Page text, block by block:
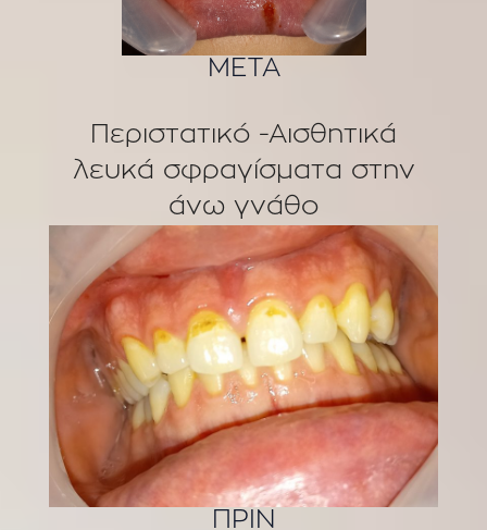
ΜΕΤΑ
Περιστατικό -Αισθητικά
λευκά σφραγίσματα στην
άνω γνάθο
ΠΡΙΝ